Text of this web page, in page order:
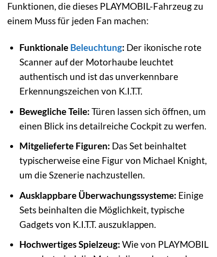
Funktionen, die dieses PLAYMOBIL-Fahrzeug zu
einem Muss für jeden Fan machen:
Funktionale Beleuchtung: Der ikonische rote
Scanner auf der Motorhaube leuchtet
authentisch und ist das unverkennbare
Erkennungszeichen von K.I.T.T.
Bewegliche Teile: Türen lassen sich öffnen, um
einen Blick ins detailreiche Cockpit zu werfen.
Mitgelieferte Figuren: Das Set beinhaltet
typischerweise eine Figur von Michael Knight,
um die Szenerie nachzustellen.
Ausklappbare Überwachungssysteme: Einige
Sets beinhalten die Möglichkeit, typische
Gadgets von K.I.T.T. auszuklappen.
Hochwertiges Spielzeug: Wie von PLAYMOBIL